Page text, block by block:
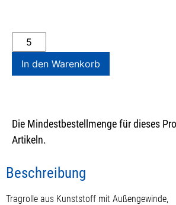
In den Warenkorb
Die Mindestbestellmenge für dieses
Artikeln.
Beschreibung
Tragrolle aus Kunststoff mit Außengewinde,